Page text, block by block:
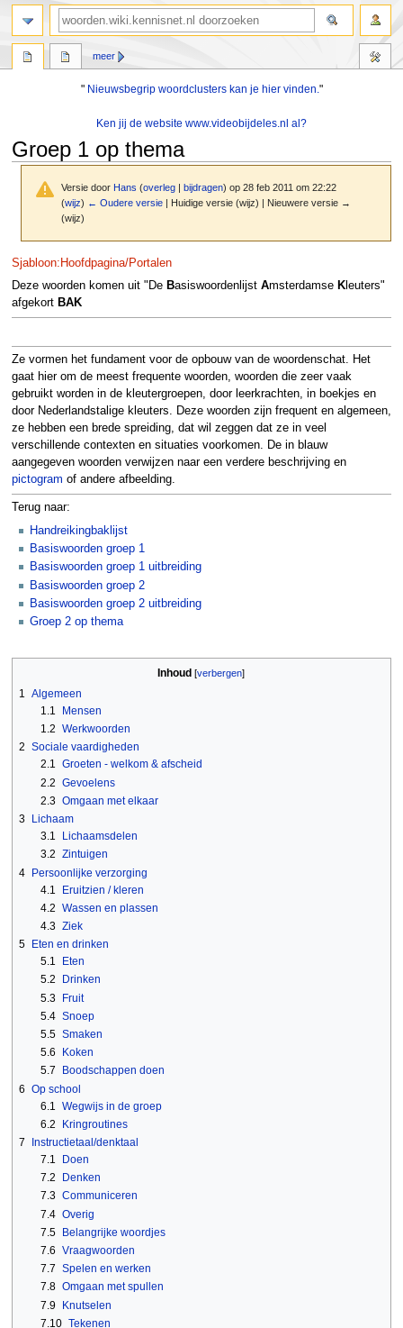
" Nieuwsbegrip woordclusters kan je hier vinden."
Ken jij de website www.videobijdeles.nl al?
Groep 1 op thema
Versie doorHans (overleg |bijdragen) op 28 feb 2011 om 22:22
(wijz) ← Oudere versie | Huidige versie (wijz) | Nieuwere versie →
(wijz)
Naar
navigatie
springen
Naar
zoeken
springen
Sjabloon:Hoofdpagina/Portalen
Deze woorden komen uit "De Basiswoordenlijst Amsterdamse Kleuters"
afgekort BAK
Ze vormen het fundament voor de opbouw van de woordenschat. Het
gaat hier om de meest frequente woorden, woorden die zeer vaak
gebruikt worden in de kleutergroepen, door leerkrachten, in boekjes en
door Nederlandstalige kleuters. Deze woorden zijn frequent en algemeen,
ze hebben een brede spreiding, dat wil zeggen dat ze in veel
verschillende contexten en situaties voorkomen. De in blauw
aangegeven woorden verwijzen naar een verdere beschrijving en
pictogram of andere afbeelding.
Terug naar:
Handreikingbaklijst
Basiswoorden groep 1
Basiswoorden groep 1 uitbreiding
Basiswoorden groep 2
Basiswoorden groep 2 uitbreiding
Groep 2 op thema
Inhoud
1 Algemeen
1.1
Mensen
1.2 Werkwoorden
2 Sociale vaardigheden
2.1 Groeten - welkom & afscheid
2.2 Gevoelens
2.3 Omgaan met elkaar
3
Lichaam
3.1
Lichaamsdelen
3.2 Zintuigen
4 Persoonlijke verzorging
4.1
Eruitzien / kleren
4.2 Wassen en plassen
4.3 Ziek
5
Eten en drinken
5.1
Eten
5.2
Drinken
5.3 Fruit
5.4 Snoep
5.5 Smaken
5.6
Koken
5.7
Boodschappen doen
6 Op school
6.1
Wegwijs in de groep
6.2
Kringroutines
7
Instructietaal/denktaal
7.1
Doen
7.2
Denken
7.3 Communiceren
7.4 Overig
7.5 Belangrijke woordjes
7.6 Vraagwoorden
7.7 Spelen en werken
7.8 Omgaan met spullen
7.9 Knutselen
7.10 Tekenen
meer
zoeken